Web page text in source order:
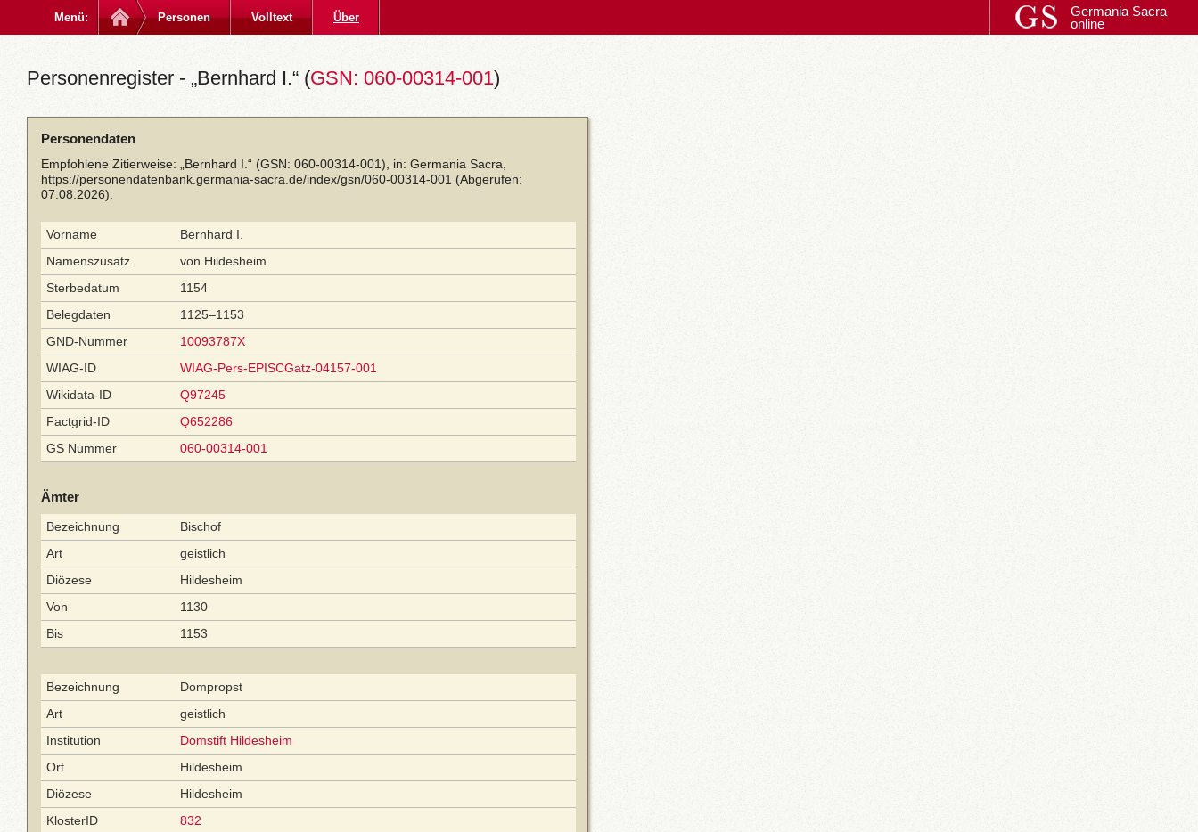
Menü: Personen Volltext Über
Germania Sacra
online
Personenregister - „Bernhard I.“ (GSN: 060-00314-001)
Personendaten
Empfohlene Zitierweise: „Bernhard I.“ (GSN: 060-00314-001), in: Germania Sacra,
https://personendatenbank.germania-sacra.de/index/gsn/060-00314-001 (Abgerufen:
07.08.2026).
Vorname
Bernhard I.
Namenszusatz
von Hildesheim
Sterbedatum
1154
Belegdaten
1125–1153
GND-Nummer
10093787X
WIAG-ID
WIAG-Pers-EPISCGatz-04157-001
Wikidata-ID
Q97245
Factgrid-ID
Q652286
GS Nummer
060-00314-001
Ämter
Bezeichnung
Bischof
Art
geistlich
Diözese
Hildesheim
Von
1130
Bis
1153
Bezeichnung
Dompropst
Art
geistlich
Institution
Domstift Hildesheim
Ort
Hildesheim
Diözese
Hildesheim
KlosterID
832